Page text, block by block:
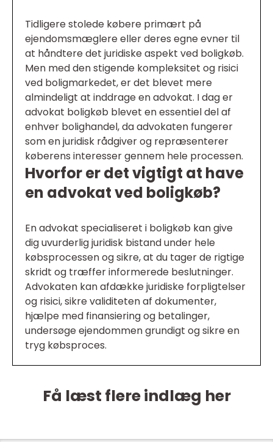
Tidligere stolede købere primært på
ejendomsmæglere eller deres egne evner til
at håndtere det juridiske aspekt ved boligkøb.
Men med den stigende kompleksitet og risici
ved boligmarkedet, er det blevet mere
almindeligt at inddrage en advokat. I dag er
advokat boligkøb blevet en essentiel del af
enhver bolighandel, da advokaten fungerer
som en juridisk rådgiver og repræsenterer
køberens interesser gennem hele processen.
Hvorfor er det vigtigt at have
en advokat ved boligkøb?
En advokat specialiseret i boligkøb kan give
dig uvurderlig juridisk bistand under hele
købsprocessen og sikre, at du tager de rigtige
skridt og træffer informerede beslutninger.
Advokaten kan afdække juridiske forpligtelser
og risici, sikre validiteten af dokumenter,
hjælpe med finansiering og betalinger,
undersøge ejendommen grundigt og sikre en
tryg købsproces.
Få læst flere indlæg her